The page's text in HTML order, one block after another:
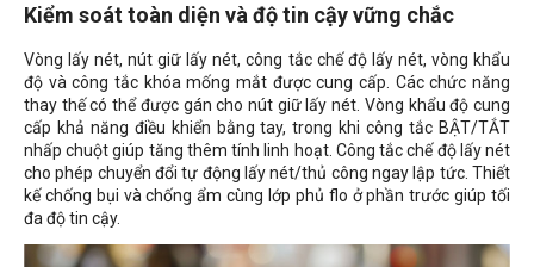
Kiểm soát toàn diện và độ tin cậy vững chắc
Vòng lấy nét, nút giữ lấy nét, công tắc chế độ lấy nét, vòng khẩu
độ và công tắc khóa mống mắt được cung cấp. Các chức năng
thay thế có thể được gán cho nút giữ lấy nét. Vòng khẩu độ cung
cấp khả năng điều khiển bằng tay, trong khi công tắc BẬT/TẮT
nhấp chuột giúp tăng thêm tính linh hoạt. Công tắc chế độ lấy nét
cho phép chuyển đổi tự động lấy nét/thủ công ngay lập tức. Thiết
kế chống bụi và chống ẩm cùng lớp phủ flo ở phần trước giúp tối
đa độ tin cậy.